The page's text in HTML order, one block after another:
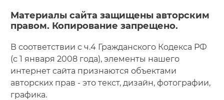
Материалы сайта защищены авторским
правом. Копирование запрещено.
В соответствии с ч.4 Гражданского Кодекса РФ
(с 1 января 2008 года), элементы нашего
интернет сайта признаются объектами
авторских прав - это текст, дизайн, фотографии,
графика.